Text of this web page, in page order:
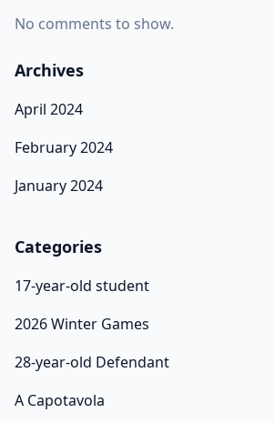
No comments to show.
Archives
April 2024
February 2024
January 2024
Categories
17-year-old student
2026 Winter Games
28-year-old Defendant
A Capotavola